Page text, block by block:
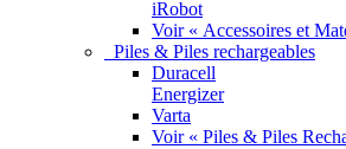
iRobot
Voir « Accessoires et
Piles & Piles rechargeables
Duracell
Energizer
Varta
Voir « Piles & Piles